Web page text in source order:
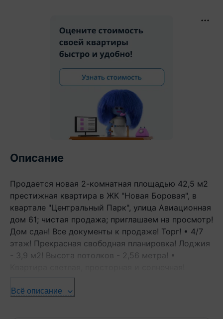
Описание
Продается новая 2-комнатная площадью 42,5 м2
престижная квартира в ЖК "Новая Боровая", в
квартале "Центральный Парк", улица Авиационная
дом 61; чистая продажа; приглашаем на просмотр!
Дом сдан! Все документы к продаже! Торг! • 4/7
этаж! Прекрасная свободная планировка! Лоджия
- 3,9 м2! Высота потолков - 2,56 метра! •
Отличная квартира в одном из самых красивых и
перспективных районов. Новая Боровая - это
Всё описание